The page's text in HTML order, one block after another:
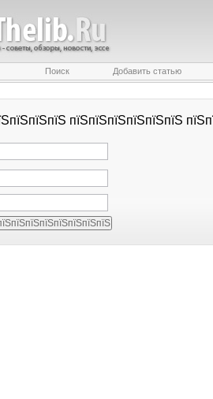
Поиск Добавить статью
пїЅпїЅпїЅпїЅпїЅпїЅ